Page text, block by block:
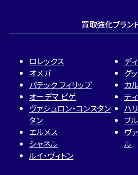
買取強化ブラン
ロレックス
オメガ
パテック フィリップ
オーデマ ピゲ
ヴァシュロン・コンスタン
タン
エルメス
シャネル
ルイ・ヴィトン
デ
グ
カ
テ
ハ
ブ
ヴ
ル